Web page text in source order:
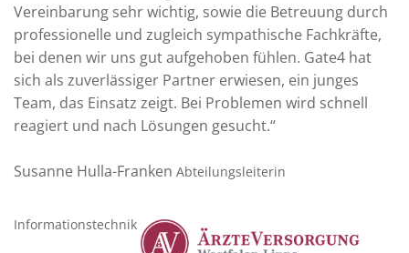
Vereinbarung sehr wichtig, sowie die Betreuung durch
professionelle und zugleich sympathische Fachkräfte,
bei denen wir uns gut aufgehoben fühlen. Gate4 hat
sich als zuverlässiger Partner erwiesen, ein junges
Team, das Einsatz zeigt. Bei Problemen wird schnell
reagiert und nach Lösungen gesucht.“
Susanne Hulla-Franken Abteilungsleiterin
Informationstechnik